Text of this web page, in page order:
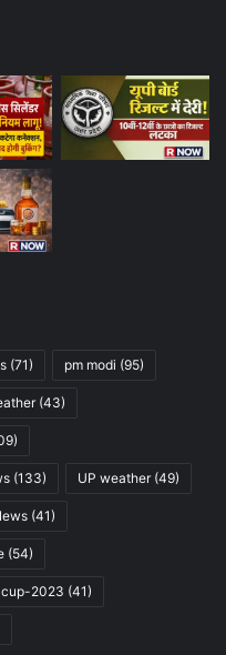
(71) pm modi (95)
(43)
(133) UP weather(49)
(41)
(54)
2023 (41)